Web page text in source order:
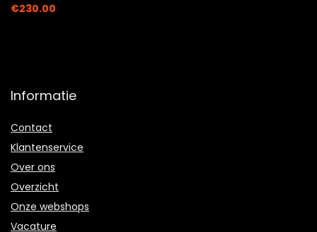
€230.00
Informatie
Contact
Klantenservice
Over ons
Overzicht
Onze webshops
Vacature